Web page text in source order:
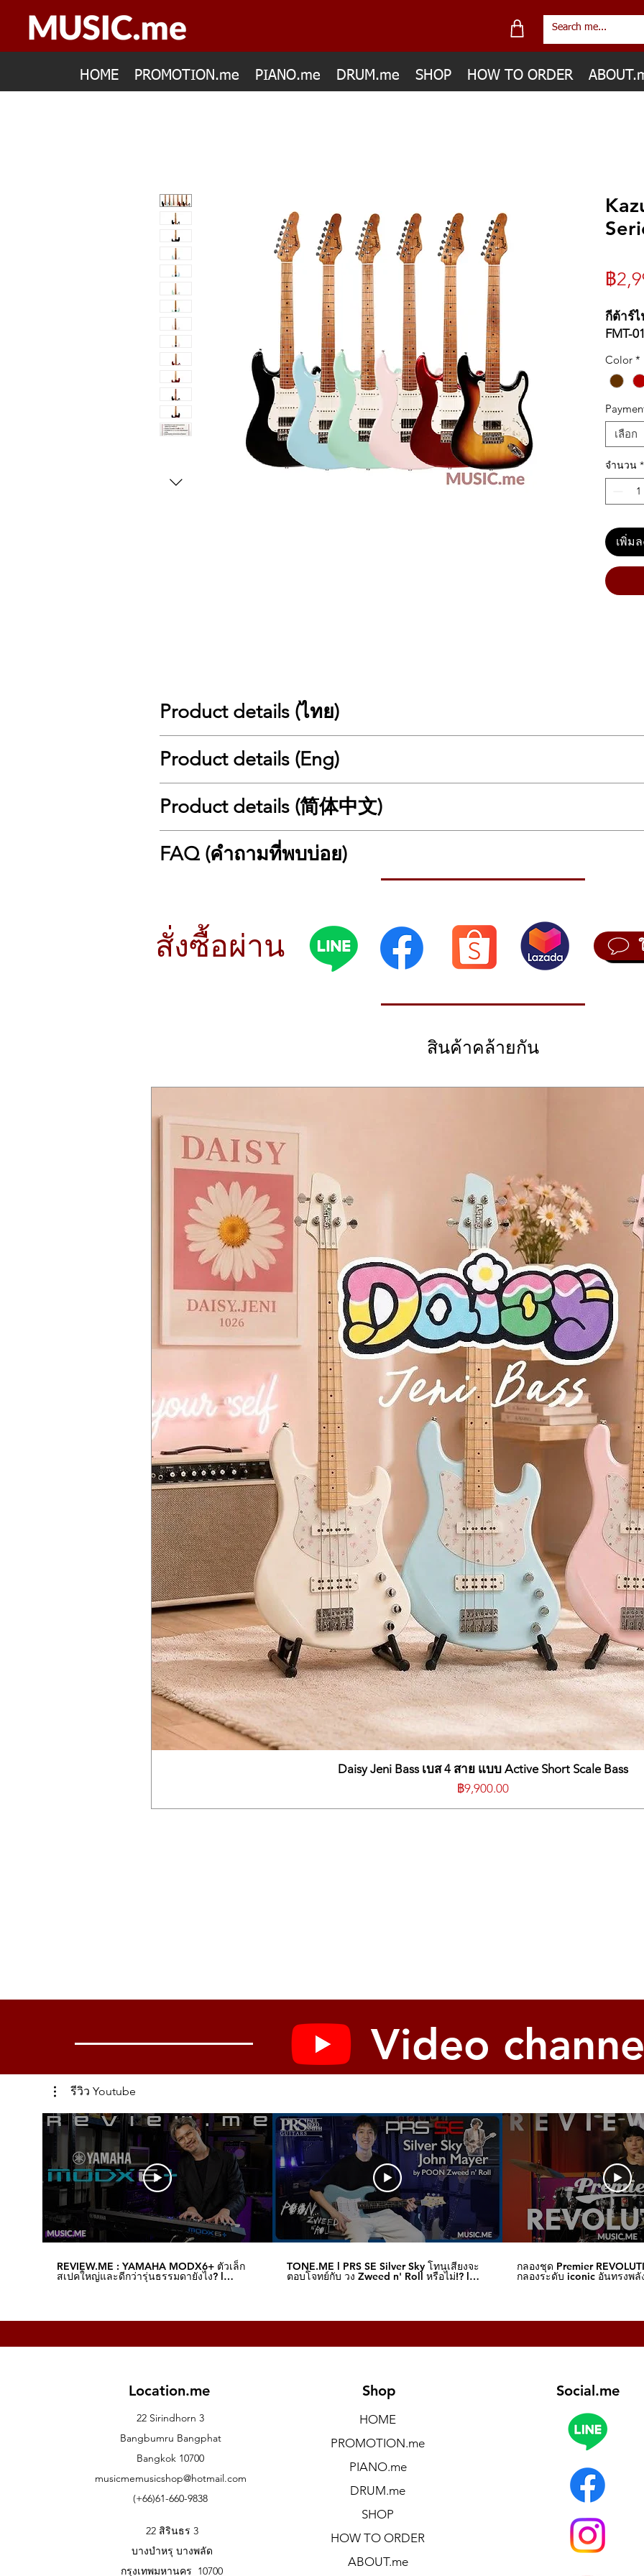
HOME PROMOTION.me PIANO.me DRUM.me SHOP HOW TO ORDER
฿
กีต้าร์ไ
FMT-
Color *
เลือก
จำนวน *
เพิ่ม
Product details (ไทย)
Kazuki First Motive FMT-01P คือกีตาร์ไฟฟ้าทรง Classic Strat ที่ออกแบบมาเพื่อเป็น "กีตาร์ตัวแรก" ที่ดีที่สุดสำห
Roasted Maple (คอเผา) ซึ่งปกติจะอยู่ในกีตาร์ราคาสูง ช่วยให้คอมีความเสถียร ทนต่อสภาพอากาศ และให้โทนเ
ทรงที่เล่นง่าย น้ำหนักเบา และสีสันสไตล์วินเทจที่สวยงาม
🌟 ไฮไลท์เด่นของ Kazuki First Motive FMT-01P
Roasted Maple Neck & Fingerboard: คอและฟิงเกอร์บอร์ดไม้เมเปิ้ลผ่านกระบวนการอบความร้อน
การโก่งงอ และให้โทนเสียงที่เปิด สว่าง เหมือนกีตาร์เก่าสะสม
เล่นง่ายจับสบาย (Slim C Shape): คอทรง C Shape ขนาดเล็ก จับถนัดมือ เหมาะสำหรับคนมือเล็ก วัยรุ่น หรือ
อย่างราบรื่น
ปิ๊กอัพแบบ HSS (Humbucker-Single-Single): ผสมผสานความวินเทจและโมเดิร์นด้วยปิ๊กอัพ 3 ตัว ครอบคลุมทุก
ดีไซน์สวยงามเหนือกาลเวลา: มาพร้อม Pickguard สี Ivory และฮาร์ดแวร์โครเมียม ให้ลุคที่ดูพรีเมียมเกินราคา
🛠️ ข้อมูลจำเพาะโดยละเอียด (Specifications)
🔸 บอดี้ และการเคลือบผิว (Body & Finish)
วัสดุคอ: ไม้โรสเต็ดเมเปิ้ล (Roasted Maple) แข็งแรง ทนทานต่อสภาพอากาศ ให้โทนเสียงที่ยอดเยี่ยม
ความยาวสเกล: 25.5 นิ้ว (Standard Scale)
ขนาดเฟรต: มีเดียม จัมโบ้ (Medium Jumbo) เล่นง่ายทั้งการตีคอร์ดและโซโล่
🔸 ภาคไฟฟ้า และการควบคุม (Electronics & Controls)
รูปแบบปิ๊กอัพ: HSS (1 Humbucker / 2 Single Coils) ครอบคลุมทุกแนวเพลง
การควบคุม: 1 โวลุ่ม (Volume), 2 โทน (Tone)
สวิตช์เลือกปิ๊กอัพ: แบบ 5 ทาง (5-Way Selector) ปรับเสียงได้หลากหลาย
🔸 ฮาร์ดแวร์ (Hardware)
บริดจ์: เทรโมโล (Tremolo Bridge) พร้อมคันโยก
ลูกบิด: Kazuki Die-Cast ล็อคสายแน่นหนา เทียบเสียงแม่นยำ
วัสดุนัท: ABS
สีฮาร์ดแวร์: โครเมียม (Chrome)
ปิ๊กการ์ด: สีไอวอรี่ (Ivory Pickguard) ให้ลุควินเทจพรีเมียม
Product details (Eng)
The Kazuki First Motive FMT-01P is a Classic Strat-style electric guitar designed to be the ultimate "first
a Roasted Maple Neck, a premium feature typically found in high-end guitars. This process ensures neck
uniquely smooth tone. With its lightweight body and comfortable playability, it is the perfect blend of
performance.
🌟 Key Highlights of the Kazuki First Motive FMT-01P
Roasted Maple Neck & Fingerboard: The maple undergoes a specialized heat treatment (roasting) to
teenagers, or female guitarists.
Versatile HSS Pickup Configuration: Equipped with a Humbucker-Single-Single setup, offering a wide
to thick, powerful distortion for rock.
Ultra-Lightweight Paulownia Body: Constructed from Paulownia wood, known for being exceptionally
Timeless Premium Design: Complemented by an Ivory pickguard and chrome hardware, providing a
Finish: Standard Gloss (Vibrant and durable)
Neck Material: Roasted Maple (Weather-resistant & Enhanced resonance)
Neck Shape: Slim C Shape (Easy to grip)
Fingerboard Material: Roasted Maple
Scale Length: 25.5 inches (Standard Scale)
Number of Frets: 22 Frets
Fret Size: Medium Jumbo (Versatile for both chords and lead playing)
🔸 Electronics & Controls
Pickup Configuration: HSS (1 Humbucker / 2 Single Coils)
Controls: 1 Volume, 2 Tones
Switching: 5-Way Selector Switch (For diverse tonal options)
🔸 Hardware
Bridge: Tremolo Bridge (Includes whammy bar)
Tuning Machines: Kazuki Die-Cast (Precise and stable tuning)
Nut Material: ABS
Pickguard: Ivory (For a premium vintage aesthetic)
Product details (简体中文)
🎸 Kazuki First Motive FMT-01P：烤枫木电吉他 – 超高性价比的进阶配置！
Kazuki First Motive FMT-01P 是一款专为初学者打造的“最佳首选”经典 Strat 型电吉他。其最大的亮点是采用
Roasted Maple（烤枫木） 琴颈。经过碳化处理的木材不仅稳定性极佳、无惧气候变化，还能提供独特而圆
适的手感，它完美兼顾了复古美学与现代演奏性能。
老琴般通透、明亮的音色。
极佳的握感 (Slim C Shape)： 采用纤细的 C 型琴颈 设计，握感舒适，非常适合手型较小的人、青少年或
手。
HSS 拾音器配置： 采用 双-单-单 (Humbucker-Single-Single) 拾音器组合，涵盖了从清澈的 Clean 音色到
轻量化泡桐木琴体 (Paulownia Body)： 选用重量极轻的泡桐木打造，即使长时间站立背负演奏，肩膀也不
琴颈材质： 烤枫木 (Roasted Maple) - 耐气候变化，共振出色
琴颈形状： 纤细 C 型 (Slim C Shape) - 易于抓握
指板材质： 烤枫木 (Roasted Maple)
有效弦长： 25.5 英寸 (标准弦长)
品数： 22 品
品丝规格： 中大号品丝 (Medium Jumbo) - 兼顾和弦与独奏
🔸 电路系统 (Electronics & Controls)
拾音器配置： HSS (1个双线圈 / 2个单线圈)
控制系统： 1 音量 (Volume), 2 音色 (Tone)
档位切换： 5 档开关 (提供丰富的音色选择)
🔸 硬件 (Hardware)
琴桥： 颤音系统琴桥 (Tremolo Bridge) - 含摇把
卷弦器： Kazuki Die-Cast (压铸式卷弦器) - 调音精准稳定
弦枕材质： ABS
护板： 象牙白护板 (Ivory Pickguard) - 营造高端复古感
FAQ (คำถามที่พบบ่อย)
เสียงที่นิ่ง ชัดเจน เหมือนกีตาร์เก่าสะสมครับ
Q: ปิ๊กอัพแบบ HSS ต่างจากปิ๊กอัพทั่วไปยังไง?
A: HSS ย่อมาจาก Humbucker (ตัวหลัง) และ Single Coil (ตัวกลางและหน้า) ทำให้กีตาร์รุ่นนี้เล่นได้กว้างม
Strat และความหนา ดุดัน จากตัว Humbucker สำหรับเล่นเสียงแตกครับ
A: เหมาะมากครับ เพราะบอดี้ทำจากไม้ Paulownia ซึ่งมีน้ำหนักเบาที่สุดชนิดหนึ่ง และคอก็ถูกออกแบบมาให้เรีย
สั่งซื้อผ่าน
สินค้าคล้ายกัน
Daisy Jeni Bass เบส 4 สาย แบบ Active Short Scale Bass
ราคา
฿9,900.00
Video
รีวิว Youtube
REVIEW.ME : YAMAHA MODX6+ ตัวเล็ก
สเปคใหญ่และดีกว่ารุ่นธรรมดายังไง? l
Music.me
TONE.ME l PRS SE Silver Sky โทนเสียงจะ
ตอบโจทย์กับ วง Zweed n' Roll หรือไม่!? l
กลองชุด Premier
กลองระดับ iconic อันทรงพลั
Location.me
22 Sirindhorn 3
Bangbumru Bangphat
Bangkok 10700
musicmemusicshop@hotmail.com
(+66)61-660-9838
22 สิรินธร 3
บางบำหรุ บางพลัด
กรุงเทพมหานคร 10700
Shop
HOME
PROMOTION.me
PIANO.me
DRUM.me
SHOP
HOW TO ORDER
ABOUT.me
Social.me